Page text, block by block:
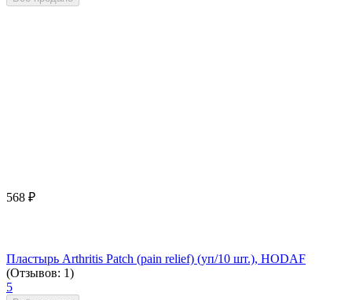
568 ₽
Пластырь Arthritis Patch (pain relief) (уп/10 шт.), HODAF
(Отзывов: 1)
5